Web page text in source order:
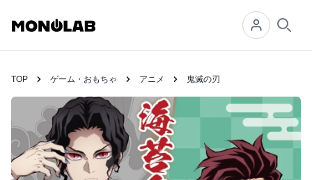
TOP ゲーム・おもちゃ アニメ 鬼滅の刃